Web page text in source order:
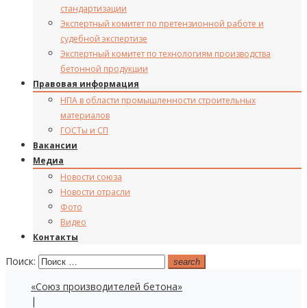
стандартизации
Экспертный комитет по претензионной работе и
судебной экспертизе
Экспертный комитет по технологиям производства
бетонной продукции
Правовая информация
НПА в области промышленности строительных
материалов
ГОСТы и СП
Вакансии
Медиа
Новости союза
Новости отрасли
Фото
Видео
Контакты
Поиск: search
«Союз производителей бетона»
|